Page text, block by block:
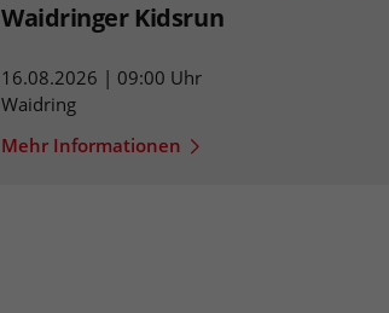
Waidringer Kidsrun
16.08.2026 | 09:00 Uhr
Waidring
Mehr Informationen